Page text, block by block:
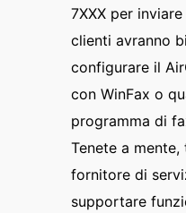
7XXX per
clienti avranno
configurare il
con WinFax o
programma di
Tenete a
fornitore di
supportare